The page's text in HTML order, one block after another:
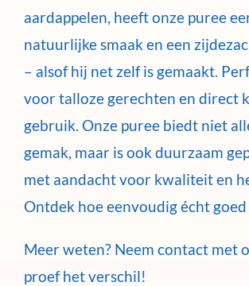
aardappelen, heeft onze puree
natuurlijke smaak en een
– alsof hij net zelf is gemaakt.
voor talloze gerechten en direct
gebruik. Onze puree biedt niet
gemak, maar is ook duurzaam
met aandacht voor kwaliteit en
Ontdek hoe eenvoudig écht goed
Meer weten? Neem contact met
proef het verschil!